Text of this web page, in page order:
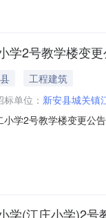
学2号教学楼变
工程建筑
标单位： 新安县城关镇
学2号教学楼变更公
公告日期及发布媒
学(江庄小学)2号